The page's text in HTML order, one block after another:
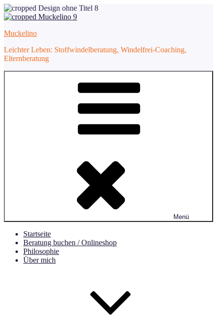
Zum
Inhalt
Muckelino
Leichter Leben: Stoffwindelberatung, Windelfrei-Coaching,
Elternberatung
Menü
Startseite
Beratung buchen / Onlineshop
Philosophie
Über mich